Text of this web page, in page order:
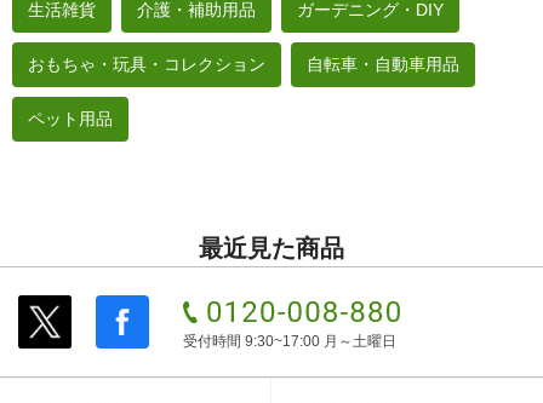
生活雑貨 介護・補助用品 ガーデニング・DIY
おもちゃ・玩具・コレクション 自転車・自動車用品
ペット用品
最近見た商品
受付時間 9:30~17:00 月～土曜日